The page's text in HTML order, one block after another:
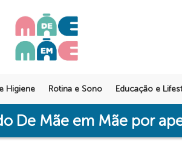
Higiene Rotina e Sono Educação e
De Mãe em Mãe por